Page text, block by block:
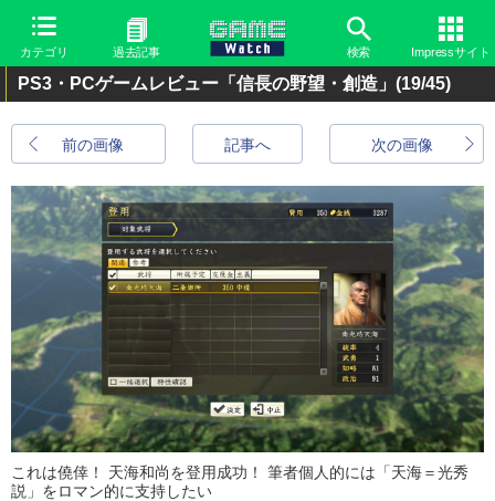
カテゴリ 過去記事 検索 Impressサイト
PS3・PCゲームレビュー「信長の野望・創造」 (19/45)
前の画像 次の画像
記事へ
これは僥倖！ 天海和尚を登用成功！ 筆者個人的には「天海＝光秀
説」をロマン的に支持したい